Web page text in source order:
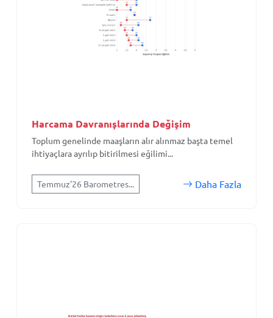
Harcama Davranışlarında Değişim
Toplum genelinde maaşların alır alınmaz başta temel
ihtiyaçlara ayrılıp bitirilmesi eğilimi...
Temmuz'26 Barometres... Daha Fazla